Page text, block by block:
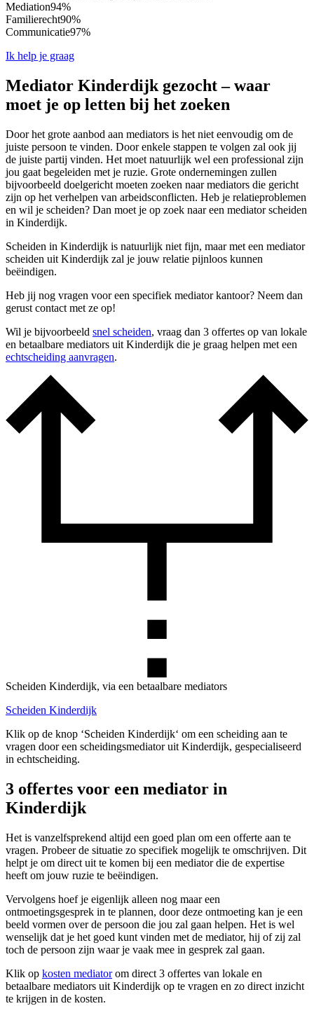
Mediation94%
Familierecht90%
Communicatie97%
Ik help je graag
Mediator Kinderdijk gezocht – waar
moet je op letten bij het zoeken
Door het grote aanbod aan mediators is het niet eenvoudig om de
juiste persoon te vinden. Door enkele stappen te volgen zal ook jij
de juiste partij vinden. Het moet natuurlijk wel een professional zijn
jou gaat begeleiden met je ruzie. Grote ondernemingen zullen
bijvoorbeeld doelgericht moeten zoeken naar mediators die gericht
zijn op het verhelpen van arbeidsconflicten. Heb je relatieproblemen
en wil je scheiden? Dan moet je op zoek naar een mediator scheiden
in Kinderdijk.
Scheiden in Kinderdijk is natuurlijk niet fijn, maar met een mediator
scheiden uit Kinderdijk zal je jouw relatie pijnloos kunnen
beëindigen.
Heb jij nog vragen voor een specifiek mediator kantoor? Neem dan
gerust contact met ze op!
Wil je bijvoorbeeld snel scheiden, vraag dan 3 offertes op van lokale
en betaalbare mediators uit Kinderdijk die je graag helpen met een
echtscheiding aanvragen.
Scheiden Kinderdijk, via een betaalbare mediators
Scheiden Kinderdijk
Klik op de knop ‘Scheiden Kinderdijk‘ om een scheiding aan te
vragen door een scheidingsmediator uit Kinderdijk, gespecialiseerd
in echtscheiding.
3 offertes voor een mediator in
Kinderdijk
Het is vanzelfsprekend altijd een goed plan om een offerte aan te
vragen. Probeer de situatie zo specifiek mogelijk te omschrijven. Dit
helpt je om direct uit te komen bij een mediator die de expertise
heeft om jouw ruzie te beëindigen.
Vervolgens hoef je eigenlijk alleen nog maar een
ontmoetingsgesprek in te plannen, door deze ontmoeting kan je een
beeld vormen over de persoon die jou zal gaan helpen. Het is wel
wenselijk dat je het goed kunt vinden met de mediator, hij of zij zal
toch de persoon zijn waar je vaak mee in gesprek zal gaan.
Klik op kosten mediatorom direct 3 offertes van lokale en
betaalbare mediators uit Kinderdijk op te vragen en zo direct inzicht
te krijgen in de kosten.